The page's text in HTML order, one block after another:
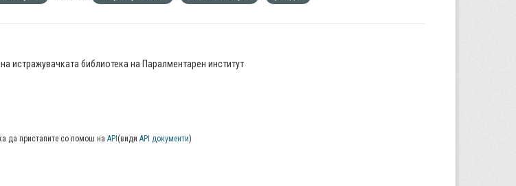
истражувачката библиотека на Паралментарен институт
да пристапите со помош на API (види API документи)